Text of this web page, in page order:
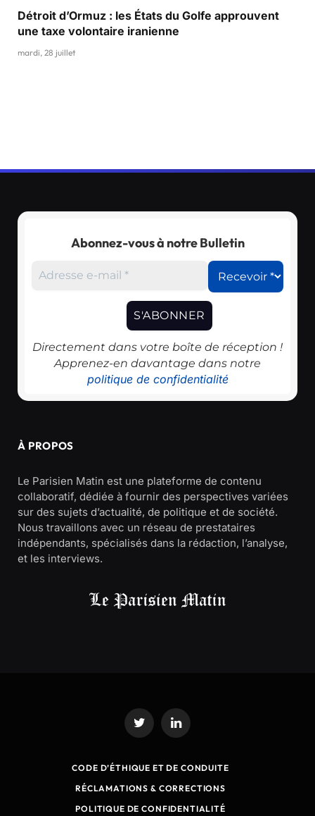
Détroit d’Ormuz : les États du Golfe approuvent
une taxe volontaire iranienne
mardi, 28 juillet
Abonnez-vous à notre Bulletin
Directement dans votre boîte de réception !
Apprenez-en davantage dans notre
politique de confidentialité
À PROPOS
Le Parisien Matin est une plateforme de contenu
collaboratif, dédiée à fournir des perspectives variées
sur des sujets d’actualité, de politique et de société.
Nous travaillons avec un réseau de prestataires
indépendants, spécialisés dans la rédaction, l’analyse,
et les interviews.
Twitter LinkedIn
CODE D’ÉTHIQUE ET DE CONDUITE
RÉCLAMATIONS & CORRECTIONS
POLITIQUE DE CONFIDENTIALITÉ